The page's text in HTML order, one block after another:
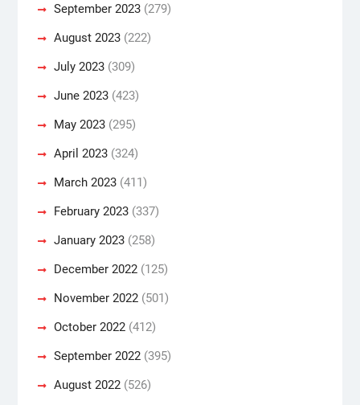
September 2023(279)
August 2023(222)
July 2023(309)
June 2023(423)
May 2023(295)
April 2023(324)
March 2023(411)
February 2023(337)
January 2023(258)
December 2022(125)
November 2022(501)
October 2022(412)
September 2022(395)
August 2022(526)